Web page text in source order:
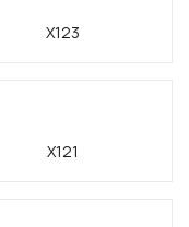
X123
X121